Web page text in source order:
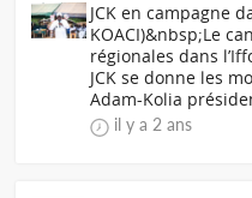
JCK en campagne
KOACI)&nbsp;Le
régionales dans
JCK se donne les
Adam-Kolia
il y a 2 ans